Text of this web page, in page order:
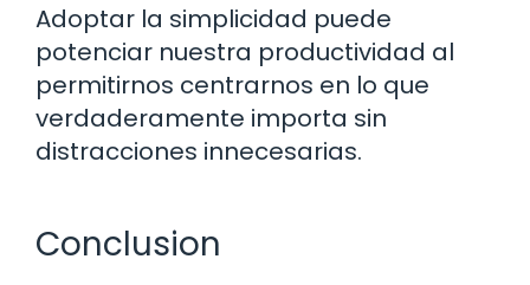
Adoptar la simplicidad puede
potenciar nuestra productividad al
permitirnos centrarnos en lo que
verdaderamente importa sin
distracciones innecesarias.
Conclusion